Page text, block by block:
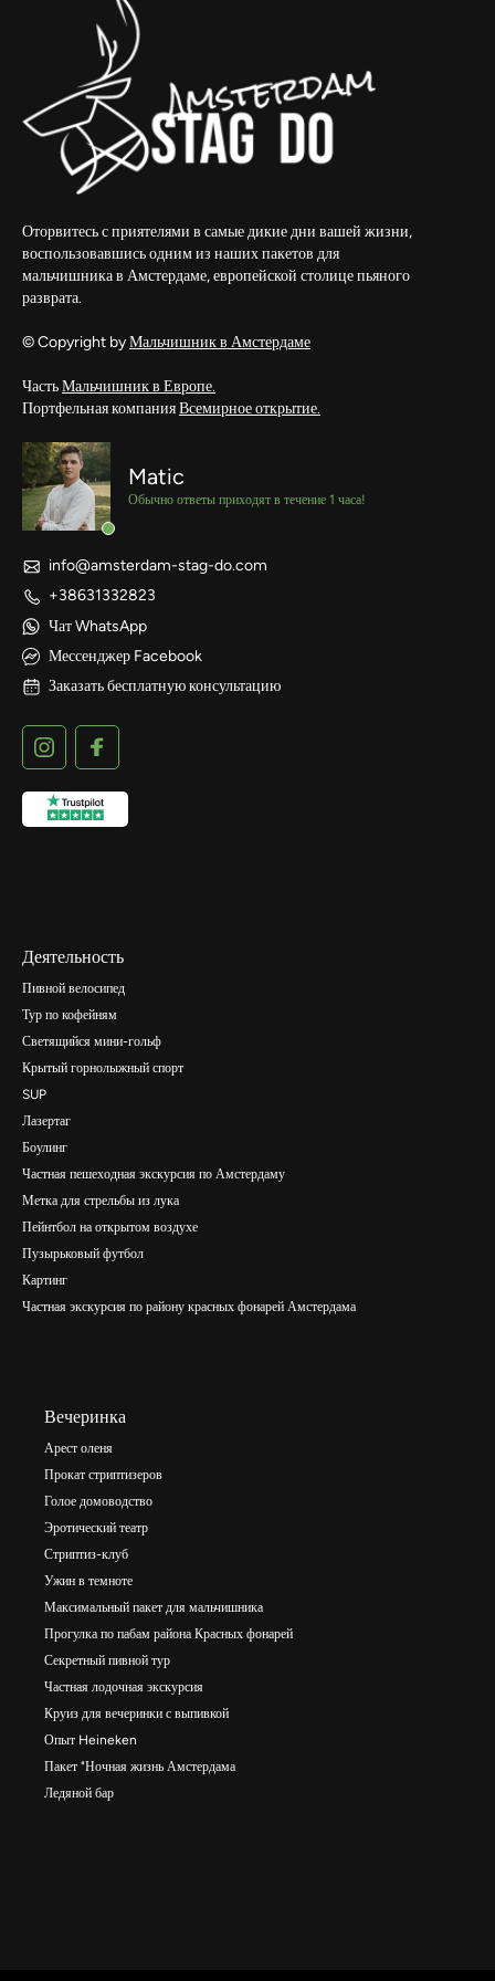
Оторвитесь с приятелями в самые дикие дни вашей жизни,
воспользовавшись одним из наших пакетов для
мальчишника в Амстердаме, европейской столице пьяного
разврата.
© Copyright byМальчишник в Амстердаме
ЧастьМальчишник в Европе.
Портфельная компанияВсемирное открытие.
Matic
Обычно ответы приходят в течение 1 часа!
info@amsterdam-stag-do.com
+38631332823
Чат WhatsApp
Мессенджер Facebook
Заказать бесплатную консультацию
Деятельность
Пивной велосипед
Тур по кофейням
Светящийся мини-гольф
Крытый горнолыжный спорт
SUP
Лазертаг
Боулинг
Частная пешеходная экскурсия по Амстердаму
Метка для стрельбы из лука
Пейнтбол на открытом воздухе
Пузырьковый футбол
Картинг
Частная экскурсия по району красных фонарей Амстердама
Вечеринка
Арест оленя
Прокат стриптизеров
Голое домоводство
Эротический театр
Стриптиз-клуб
Ужин в темноте
Максимальный пакет для мальчишника
Прогулка по пабам района Красных фонарей
Секретный пивной тур
Частная лодочная экскурсия
Круиз для вечеринки с выпивкой
Опыт Heineken
Пакет "Ночная жизнь Амстердама
Ледяной бар